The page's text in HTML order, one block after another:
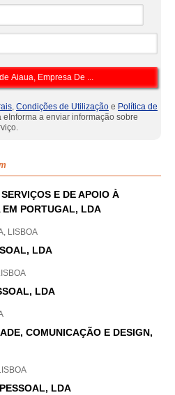
, Condições de Utilização e Política de
eInforma a enviar informação sobre
E DE APOIO À
EM PORTUGAL, LDA
LISBOA
LDA
LDA
COMUNICAÇÃO E DESIGN,
LDA